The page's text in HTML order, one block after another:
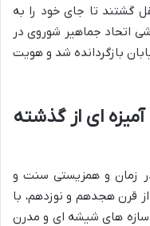
گشتند تا جای خود را به
اتحاد جماهیر شوروی در
خیابان بازگردانده شد و هویت
ای از گذشته
زمان و همزیستی سنت و
قرن هجدهم و نوزدهم، با
سازه های شیشه ای و مدرن